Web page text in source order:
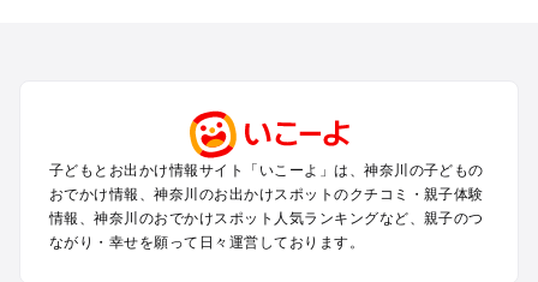
小田原・熱海・湯河原・真鶴のプールお出かけ
町田・相模原・愛川・上野原のプールお出かけ
新横浜・港北エリア・日吉・青葉台・鶴見のプールお出かけ
川崎のプールお出かけ
海老名・厚木のプールお出かけ
子どもとお出かけ情報サイト「いこーよ」は、神奈川の子どもの
おでかけ情報、神奈川のお出かけスポットのクチコミ・親子体験
情報、神奈川のおでかけスポット人気ランキングなど、親子のつ
ながり・幸せを願って日々運営しております。